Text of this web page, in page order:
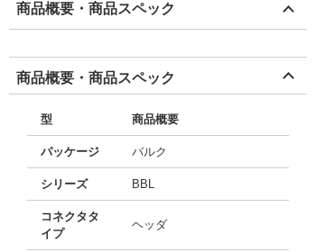
商品概要・商品スペック
商品概要・商品スペック
型 商品概要
パッケージ バルク
シリーズ BBL
コネクタタ
イプ
ヘッダ